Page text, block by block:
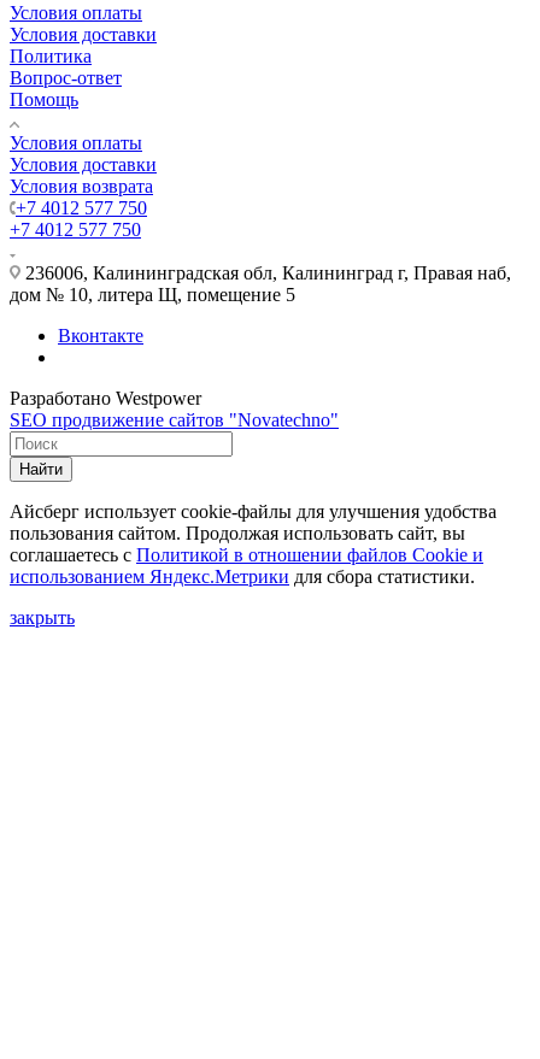
Условия оплаты
Условия доставки
Политика
Вопрос-ответ
Помощь
Условия оплаты
Условия доставки
Условия возврата
+7 4012 577 750
+7 4012 577 750
236006, Калининградская обл, Калининград г, Правая наб,
дом № 10, литера Щ, помещение 5
Вконтакте
Разработано Westpower
SEO продвижение сайтов "Novatechno"
Найти
Айсберг использует cookie-файлы для улучшения удобства
пользования сайтом. Продолжая использовать сайт, вы
соглашаетесь с Политикой в отношении файлов Сookie и
использованием Яндекс.Метрики для сбора статистики.
закрыть